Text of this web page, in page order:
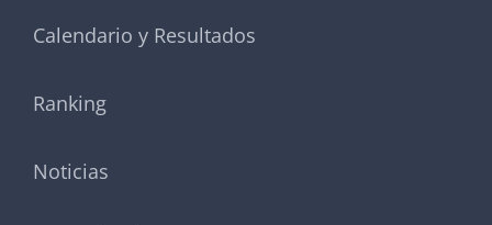
Calendario y Resultados
Ranking
Noticias